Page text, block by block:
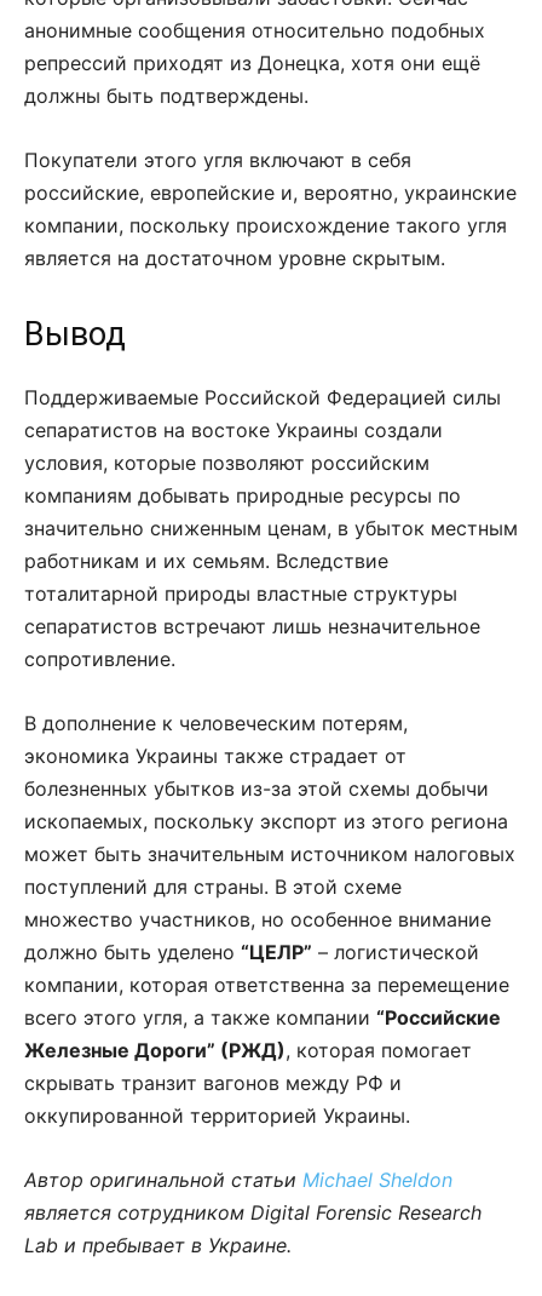
анонимные сообщения относительно подобных
репрессий приходят из Донецка, хотя они ещё
должны быть подтверждены.
Покупатели этого угля включают в себя
российские, европейские и, вероятно, украинские
компании, поскольку происхождение такого угля
является на достаточном уровне скрытым.
Вывод
Поддерживаемые Российской Федерацией силы
сепаратистов на востоке Украины создали
условия, которые позволяют российским
компаниям добывать природные ресурсы по
значительно сниженным ценам, в убыток местным
работникам и их семьям. Вследствие
тоталитарной природы властные структуры
сепаратистов встречают лишь незначительное
сопротивление.
В дополнение к человеческим потерям,
экономика Украины также страдает от
болезненных убытков из-за этой схемы добычи
ископаемых, поскольку экспорт из этого региона
может быть значительным источником налоговых
поступлений для страны. В этой схеме
множество участников, но особенное внимание
должно быть уделено “ЦЕЛР” – логистической
компании, которая ответственна за перемещение
всего этого угля, а также компании “Российские
Железные Дороги” (РЖД), которая помогает
скрывать транзит вагонов между РФ и
оккупированной территорией Украины.
Автор оригинальной статьи Michael Sheldon
является сотрудником Digital Forensic Research
Lab и пребывает в Украине.